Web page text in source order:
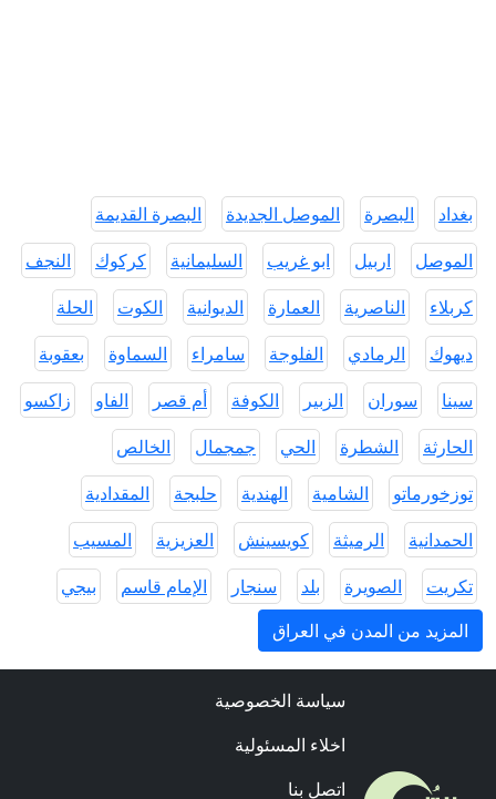
بغداد البصرة الموصل الجديدة
البصرة القديمة
الموصل
اربيل ابو غريب السليمانية كركوك
النجف
كربلاء
الناصرية العمارة الديوانية الكوت
الحلة
ديهوك
الرمادي الفلوجة سامراء السماوة
بعقوبة
سينا
سوران الزبير الكوفة أم قصر الفاو
زاكسو
الحارثة
الشطرة الحي جمجمال
الخالص
توزخورماتو
الشامية الهندية حلبجة
المقدادية
الحمدانية
الرميثة كويسينش العزيزية
المسيب
تكريت
الصويرة بلد سنجار الإمام قاسم
بيجي
المزيد من المدن في العراق
سياسة الخصوصية
اخلاء المسئولية
اتصل بنا